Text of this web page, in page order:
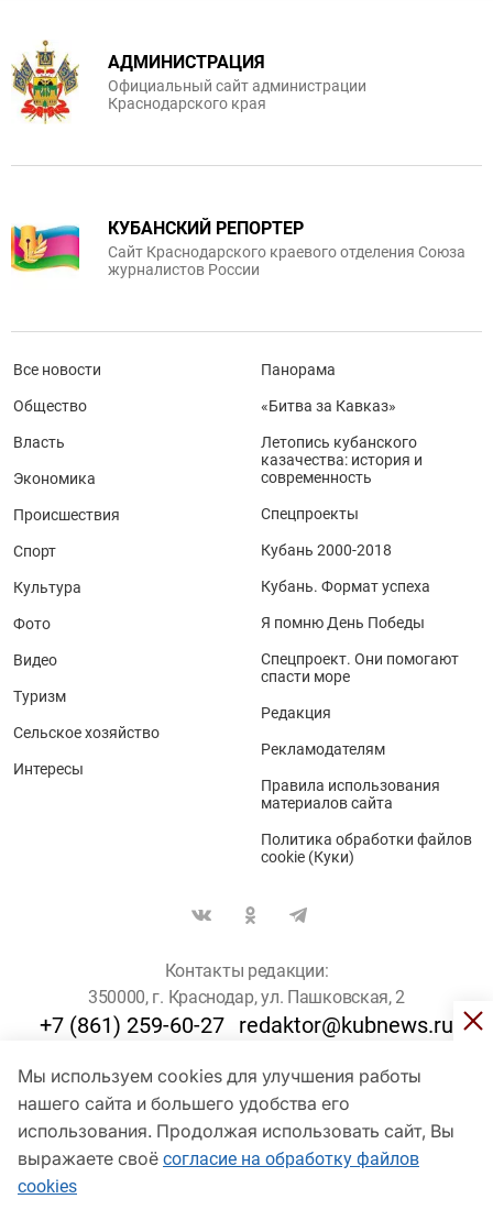
Мы используем cookies для улучшения работы
нашего сайта и большего удобства его
использования. Продолжая использовать сайт, Вы
выражаете своё согласие на обработку файлов
cookies
АДМИНИСТРАЦИЯ
Официальный сайт администрации
Краснодарского края
КУБАНСКИЙ РЕПОРТЕР
Сайт Краснодарского краевого отделения Союза
журналистов России
Все новости
Общество
Власть
Экономика
Происшествия
Спорт
Культура
Фото
Видео
Туризм
Сельское хозяйство
Интересы
Панорама
«Битва за Кавказ»
Летопись кубанского
казачества: история и
современность
Спецпроекты
Кубань 2000-2018
Кубань. Формат успеха
Я помню День Победы
Спецпроект. Они помогают
спасти море
Редакция
Рекламодателям
Правила использования
материалов сайта
Политика обработки файлов
cookie (Куки)
Контакты редакции:
350000, г. Краснодар, ул. Пашковская, 2
+7 (861) 259-60-27 redaktor@kubnews.ru
Для пользователей старше 16 лет
© Кубанские Новости, 2017
Сетевое издание «kubnews» зарегистрировано Федеральной
службой по надзору в сфере связи, информационных технологий
и массовых коммуникаций (Роскомнадзор). Регистрационный